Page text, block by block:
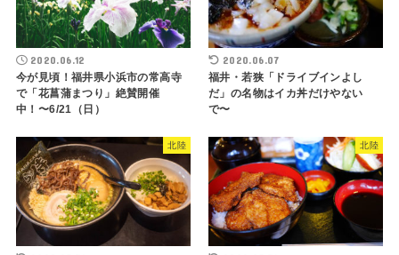
2020.06.12
今が見頃！福井県小浜市の常高寺
で「花菖蒲まつり」絶賛開催
中！〜6/21（日）
2020.06.07
福井・若狭「ドライブインよし
だ」の名物はイカ丼だけやない
で〜
北陸 北陸